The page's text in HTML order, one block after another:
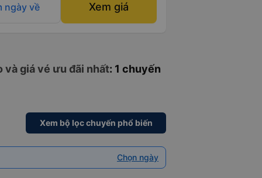
ngày về Xem giá
và giá vé ưu đãi nhất: 1 chuyến
Xem bộ lọc chuyến phổ biến
Chọn ngày